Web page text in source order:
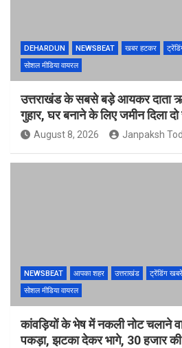
DEHARDUN NEWSBEAT खबर हटकर
सोशल मीडिया वायरल
उत्तराखंड के सबसे बड़े आयकर दाता
गुहार, घर बनाने के लिए जमीन दिला
August 8, 2026 Janpaksh
NEWSBEAT आपका शहर उत्तराखंड ट्रेंडिंग खबरें
सोशल मीडिया वायरल
कांवड़ियों के भेष में नकली नोट चलाने
पकड़ा, झटका देकर भागे, 30 हजार